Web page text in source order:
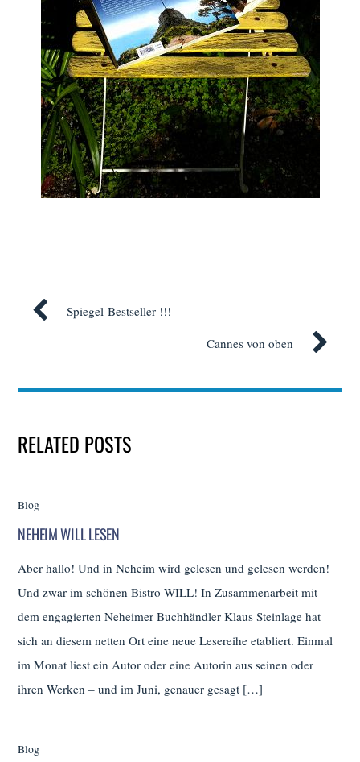
Spiegel-Bestseller !!!
Cannes von oben
RELATED POSTS
Blog
NEHEIM WILL LESEN
Aber hallo! Und in Neheim wird gelesen und gelesen werden!
Und zwar im schönen Bistro WILL! In Zusammenarbeit mit
dem engagierten Neheimer Buchhändler Klaus Steinlage hat
sich an diesem netten Ort eine neue Lesereihe etabliert. Einmal
im Monat liest ein Autor oder eine Autorin aus seinen oder
ihren Werken – und im Juni, genauer gesagt […]
Blog